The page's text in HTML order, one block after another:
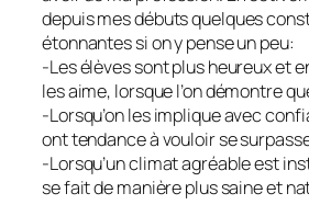
depuis mes débuts quelques
étonnantes si on y pense un peu:
-Les élèves sont plus heureux et
les aime, lorsque l’on démontre
-Lorsqu’on les implique avec
ont tendance à vouloir se
-Lorsqu’un climat agréable est
se fait de manière plus saine et